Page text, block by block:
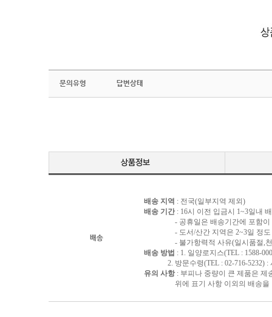
문의유형 답변상태
배송
배송 지역 : 전국(일부지역 제외)
배송 기간 : 16시 이전 입금시 1~3일내
- 공휴일은 배송기간에 포함이
- 도서/산간 지역은 2~3일 정도
- 불가항력적 사유(일시품절,천재
배송 방법 : 1. 일양로지스(TEL : 1588-
2. 방문수령(TEL : 02-716-5232) :
유의 사항: 부피나 중량이 큰 제품은 제
위에 표기 사항 이외의 배송을 원